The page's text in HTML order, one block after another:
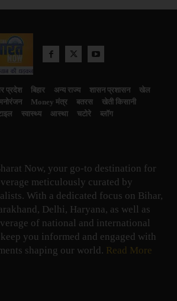
प्रदेश बिहार अन्य राज्य शासन प्रशासन
खेल
Money मंत्र बतरस
खेती किसानी
स्वास्थ्य आस्था चटोरे ब्लॉग
Now, your go-to destination for
meticulously curated by
With a dedicated focus on Bihar,
Delhi, Haryana, as well as
of national and international
you informed and engaged with
shaping our world. Read More